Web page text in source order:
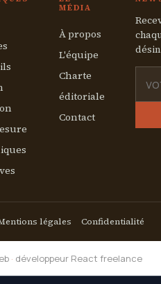
MÉDIA
À propos
L'équipe
Charte
éditoriale
Contact
légales Confidentialité
· développeur React freelance